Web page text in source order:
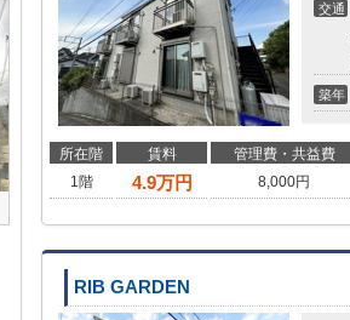
交通
築年
所在階 賃料 管理費・共益費
1階
4.9万円 8,000円
RIB GARDEN